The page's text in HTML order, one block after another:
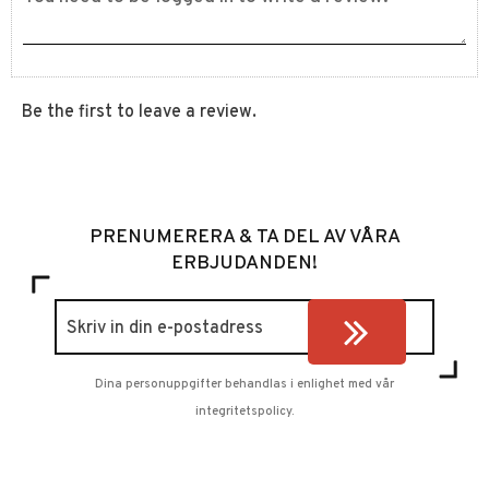
Be the first to leave a review.
PRENUMERERA & TA DEL AV VÅRA
ERBJUDANDEN!
Dina personuppgifter behandlas i enlighet med vår
integritetspolicy.